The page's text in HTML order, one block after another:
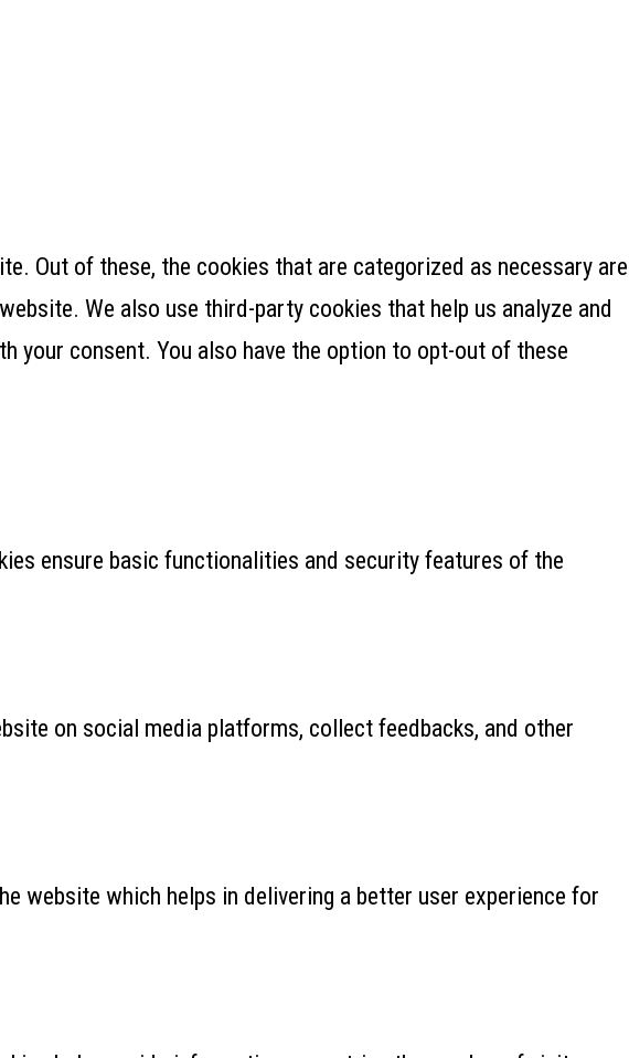
Out of these, the cookies that are categorized as necessary are
We also use third-party cookies that help us analyze and
your consent. You also have the option to opt-out of these
ensure basic functionalities and security features of the
on social media platforms, collect feedbacks, and other
website which helps in delivering a better user experience for